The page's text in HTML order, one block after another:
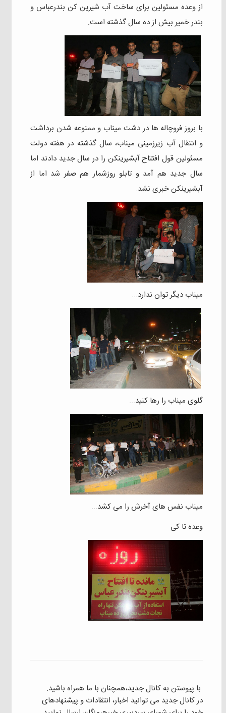
از وعده مسئولین برای ساخت آب شیرین کن بندرعباس و
بندر خمیر بیش از ده سال گذشته است.
با بروز فروچاله ها در دشت میناب و ممنوعه شدن برداشت
و انتقال آب زیرزمینی میناب، سال گذشته در هفته دولت
مسئولین قول افتتاح آبشیرینکن را در سال جدید دادند اما
سال جدید هم آمد و تابلو روزشمار هم صفر شد اما از
آبشیرینکن خبری نشد.
میناب دیگر توان ندارد...
گلوی میناب را رها کنید...
میناب نفس های آخرش را می کشد...
وعده تا کی
با پیوستن به کانال جدید،همچنان با ما همراه باشید.
در کانال جدید می توانید اخبار، انتقادات و پیشنهادهای